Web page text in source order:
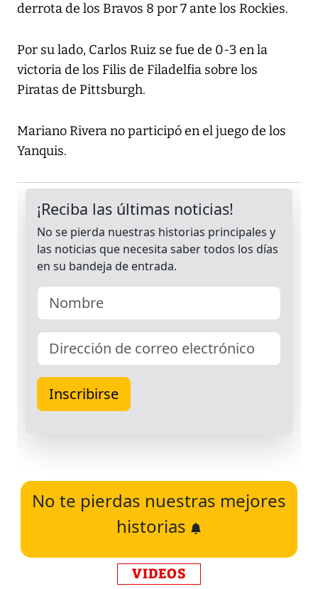
derrota de los Bravos 8 por 7 ante los Rockies.
Por su lado, Carlos Ruiz se fue de 0-3 en la
victoria de los Filis de Filadelfia sobre los
Piratas de Pittsburgh.
Mariano Rivera no participó en el juego de los
Yanquis.
No te pierdas nuestras mejores
historias
VIDEOS